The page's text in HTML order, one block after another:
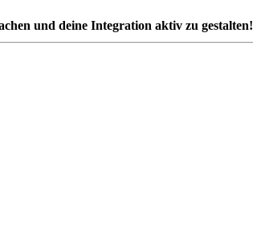
und deine Integration aktiv zu gestalten!